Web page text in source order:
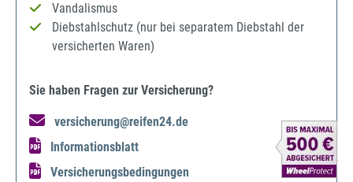
Vandalismus
Diebstahlschutz (nur bei separatem Diebstahl der
versicherten Waren)
Sie haben Fragen zur Versicherung?
versicherung@reifen24.de
Informationsblatt
Versicherungsbedingungen